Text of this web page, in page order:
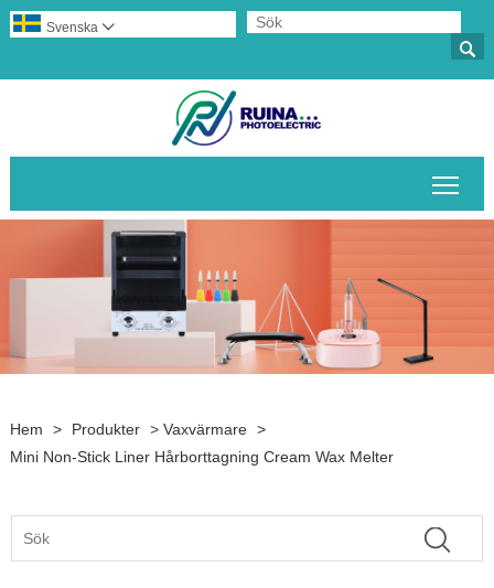

Svenska 
Hem > Produkter > Vaxvärmare >
Mini Non-Stick Liner Hårborttagning Cream Wax Melter